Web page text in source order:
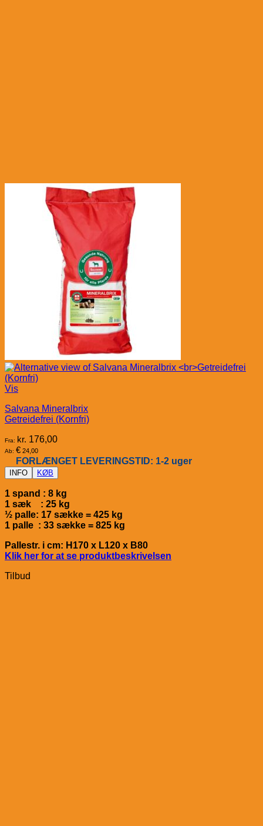
Vis
Salvana Mineralbrix
Getreidefrei (Kornfri)
Fra: kr. 176,00
Ab: € 24,00
FORLÆNGET LEVERINGSTID: 1-2 uger
INFO KØB
1 spand : 8 kg
1 sæk : 25 kg
½ palle: 17 sække = 425 kg
1 palle : 33 sække = 825 kg
Pallestr. i cm: H170 x L120 x B80
Klik her for at se produktbeskrivelsen
Tilbud